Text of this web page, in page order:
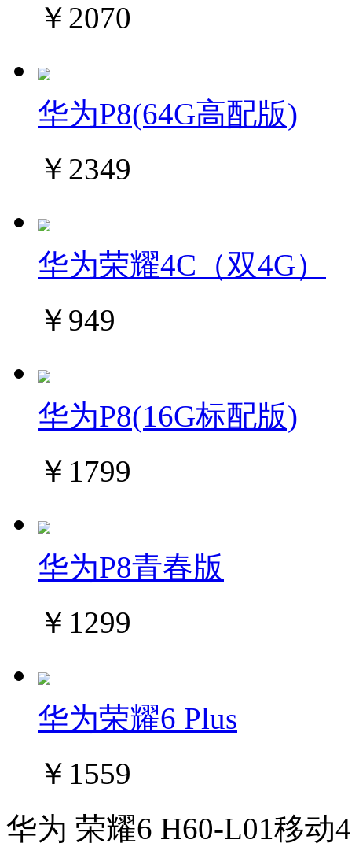
￥2070
华为P8(64G高配版)
￥2349
华为荣耀4C（双4G）
￥949
华为P8(16G标配版)
￥1799
华为P8青春版
￥1299
华为荣耀6 Plus
￥1559
华为 荣耀6 H60-L01移动